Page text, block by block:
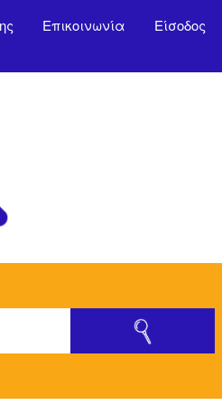
Επικοινωνία
Είσοδος